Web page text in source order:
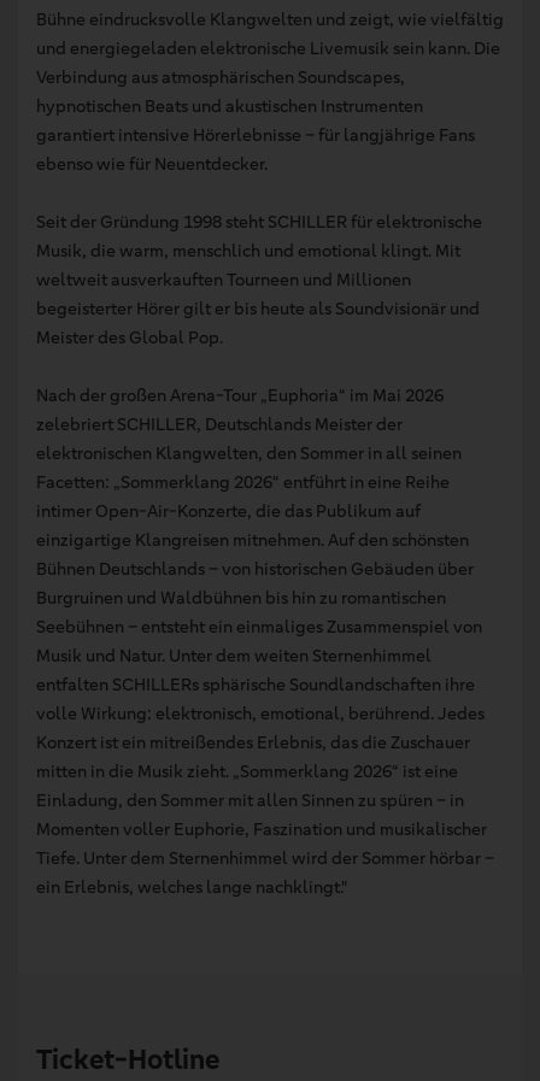
Bühne eindrucksvolle Klangwelten und zeigt, wie vielfältig
und energiegeladen elektronische Livemusik sein kann. Die
Verbindung aus atmosphärischen Soundscapes,
hypnotischen Beats und akustischen Instrumenten
garantiert intensive Hörerlebnisse – für langjährige Fans
ebenso wie für Neuentdecker.
Seit der Gründung 1998 steht SCHILLER für elektronische
Musik, die warm, menschlich und emotional klingt. Mit
weltweit ausverkauften Tourneen und Millionen
begeisterter Hörer gilt er bis heute als Soundvisionär und
Meister des Global Pop.
Nach der großen Arena-Tour „Euphoria“ im Mai 2026
zelebriert SCHILLER, Deutschlands Meister der
elektronischen Klangwelten, den Sommer in all seinen
Facetten: „Sommerklang 2026“ entführt in eine Reihe
intimer Open-Air-Konzerte, die das Publikum auf
einzigartige Klangreisen mitnehmen. Auf den schönsten
Bühnen Deutschlands – von historischen Gebäuden über
Burgruinen und Waldbühnen bis hin zu romantischen
Seebühnen – entsteht ein einmaliges Zusammenspiel von
Musik und Natur. Unter dem weiten Sternenhimmel
entfalten SCHILLERs sphärische Soundlandschaften ihre
volle Wirkung: elektronisch, emotional, berührend. Jedes
Konzert ist ein mitreißendes Erlebnis, das die Zuschauer
mitten in die Musik zieht. „Sommerklang 2026“ ist eine
Einladung, den Sommer mit allen Sinnen zu spüren – in
Momenten voller Euphorie, Faszination und musikalischer
Tiefe. Unter dem Sternenhimmel wird der Sommer hörbar –
ein Erlebnis, welches lange nachklingt."
Ticket-Hotline